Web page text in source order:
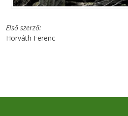
Első szerző
Horváth Ferenc